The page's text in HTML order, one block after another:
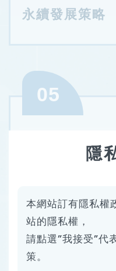
永續發展策略
05
06
永續重大議題
隱
本網站訂有隱私權
站的隱私權，
請點選”我接受”代
策。